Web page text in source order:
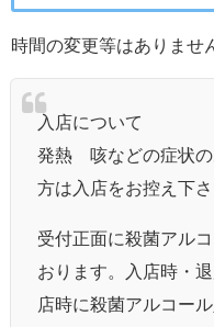
時間の変更等はありませ
入店について
発熱 咳などの症状の
方は入店をお控え下
受付正面に殺菌アル
おります。入店時・
店時に殺菌アルコー